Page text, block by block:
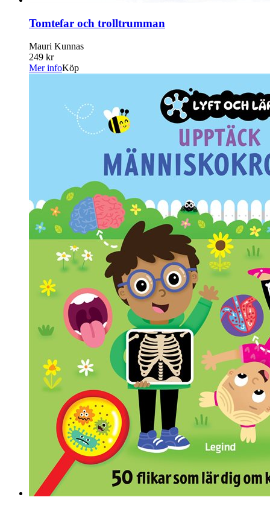
Tomtefar och trolltrumman
Mauri Kunnas
249 kr
Mer infoKöp